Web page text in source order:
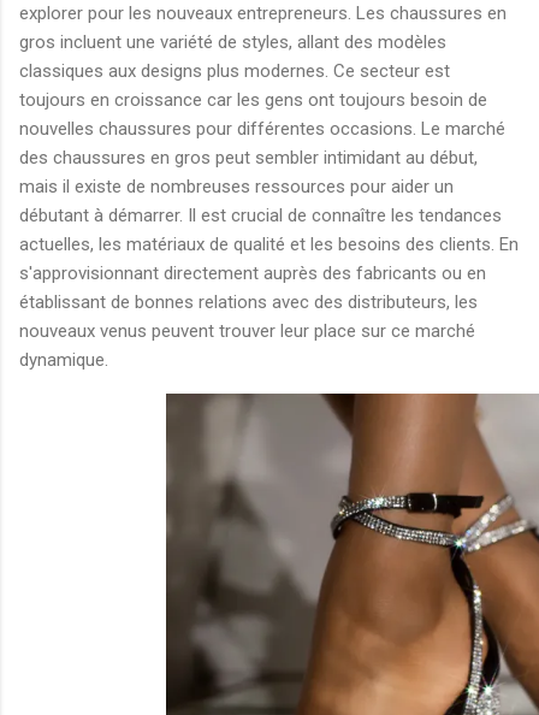
explorer pour les nouveaux entrepreneurs. Les chaussures en
gros incluent une variété de styles, allant des modèles
classiques aux designs plus modernes. Ce secteur est
toujours en croissance car les gens ont toujours besoin de
nouvelles chaussures pour différentes occasions. Le marché
des chaussures en gros peut sembler intimidant au début,
mais il existe de nombreuses ressources pour aider un
débutant à démarrer. Il est crucial de connaître les tendances
actuelles, les matériaux de qualité et les besoins des clients. En
s'approvisionnant directement auprès des fabricants ou en
établissant de bonnes relations avec des distributeurs, les
nouveaux venus peuvent trouver leur place sur ce marché
dynamique.